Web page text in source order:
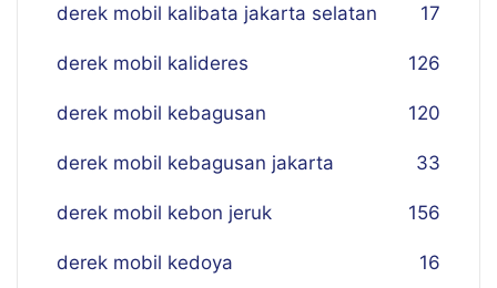
derek mobil kalibata jakarta selatan 17
derek mobil kalideres 126
derek mobil kebagusan 120
derek mobil kebagusan jakarta 33
derek mobil kebon jeruk 156
derek mobil kedoya 16